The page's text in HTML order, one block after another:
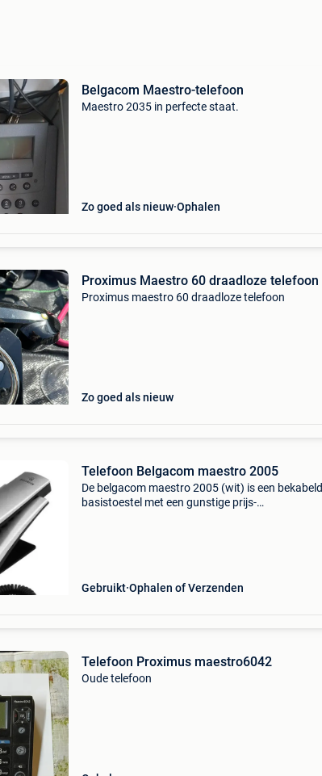
Belgacom Maestro-telefoon
Maestro 2035 in perfecte staat.
Zo goed als nieuw Ophalen
Proximus Maestro 60 draadloze telefoon
Proximus maestro 60 draadloze telefoon
Zo goed als nieuw
Telefoon Belgacom maestro 2005
De belgacom maestro 2005 (wit) is een bekabeld
basistoestel met een gunstige prijs-
Gebruikt Ophalen of Verzenden
Telefoon Proximus maestro6042
Oude telefoon